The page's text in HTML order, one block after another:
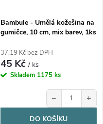
Bambule - Umělá kožešina na
gumičce, 10 cm, mix barev, 1ks
37,19 Kč bez DPH
45 Kč/ ks
Skladem 1175 ks
− +
DO KOŠÍKU